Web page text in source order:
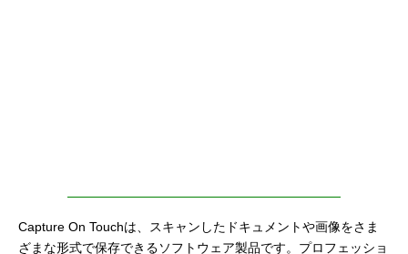
Capture On Touchは、スキャンしたドキュメントや画像をさま
ざまな形式で保存できるソフトウェア製品です。プロフェッショ